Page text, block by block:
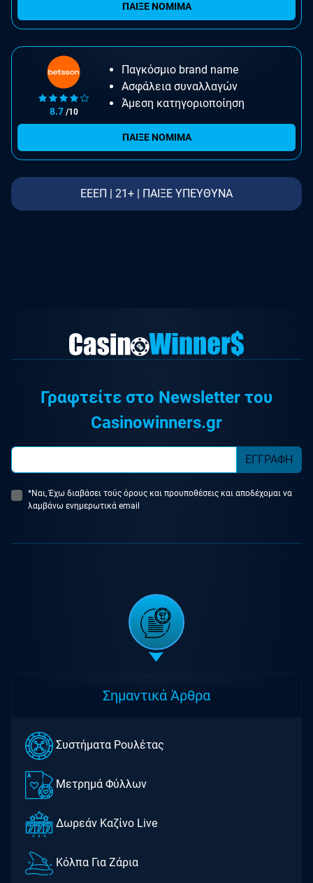
ΠΑΙΞΕ ΝΟΜΙΜΑ
8.7 /10
Παγκόσμιο brand name
Ασφάλεια συναλλαγών
Άμεση κατηγοριοποίηση
ΠΑΙΞΕ ΝΟΜΙΜΑ
ΕΕΕΠ | 21+ | ΠΑΙΞΕ ΥΠΕΥΘΥΝΑ
Γραφτείτε στο Newsletter του
Casinowinners.gr
ΕΓΓΡΑΦΗ
*Ναι, Έχω διαβάσει τούς όρους και προυποθέσεις και αποδέχομαι να
λαμβάνω ενημερωτικά email
Σημαντικά Άρθρα
Συστήματα Ρουλέτας
Μετρημά Φύλλων
Δωρεάν Καζίνο Live
Kόλπα Για Ζάρια